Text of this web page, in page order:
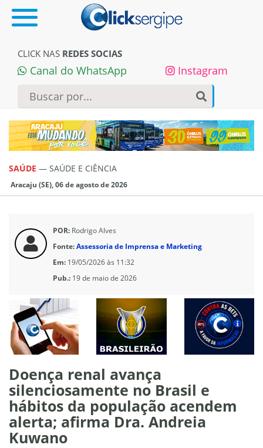
CLICK NAS REDES SOCIAS
Canal do WhatsApp Instagram
SAÚDE — SAÚDE E CIÊNCIA
Aracaju (SE), 06 de agosto de 2026
POR: Rodrigo Alves
Fonte:Assessoria de Imprensa e Marketing
Em: 19/05/2026 às 11:32
Pub.: 19 de maio de 2026
Doença renal avança
silenciosamente no Brasil e
hábitos da população acendem
alerta; afirma Dra. Andreia
Kuwano